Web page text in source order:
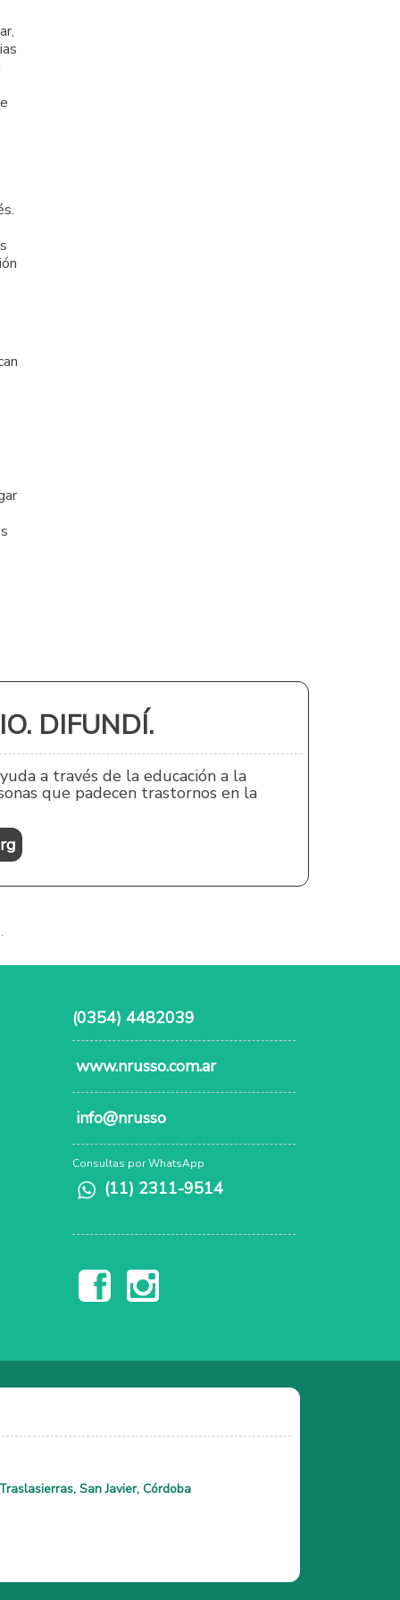
DIFUNDÍ.
a través de la educación a la
que padecen trastornos en la
(0354) 4482039
www.nrusso.com.ar
info@nrusso
Consultas por WhatsApp
(11) 2311-9514
San Javier, Córdoba